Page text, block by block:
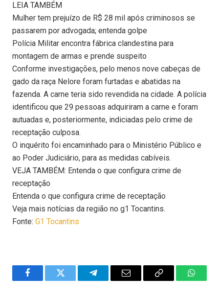
LEIA TAMBÉM
Mulher tem prejuízo de R$ 28 mil após criminosos se
passarem por advogada; entenda golpe
Polícia Militar encontra fábrica clandestina para
montagem de armas e prende suspeito
Conforme investigações, pelo menos nove cabeças de
gado da raça Nelore foram furtadas e abatidas na
fazenda. A carne teria sido revendida na cidade. A polícia
identificou que 29 pessoas adquiriram a carne e foram
autuadas e, posteriormente, indiciadas pelo crime de
receptação culposa.
O inquérito foi encaminhado para o Ministério Público e
ao Poder Judiciário, para as medidas cabíveis.
VEJA TAMBÉM: Entenda o que configura crime de
receptação
Entenda o que configura crime de receptação
Veja mais notícias da região no g1 Tocantins.
Fonte: G1 Tocantins
FacebookTwitter TelegramEmail
Copy